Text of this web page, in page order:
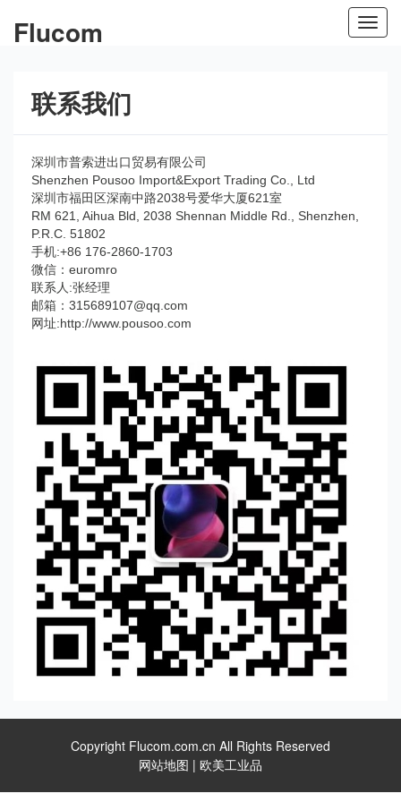
Flucom
联系我们
深圳市普索进出口贸易有限公司
Shenzhen Pousoo Import&Export Trading Co., Ltd
深圳市福田区深南中路2038号爱华大厦621室
RM 621, Aihua Bld, 2038 Shennan Middle Rd., Shenzhen,
P.R.C. 51802
手机:+86 176-2860-1703
微信：euromro
联系人:张经理
邮箱：315689107@qq.com
网址:http://www.pousoo.com
Copyright Flucom.com.cn All Rights Reserved
网站地图 | 欧美工业品